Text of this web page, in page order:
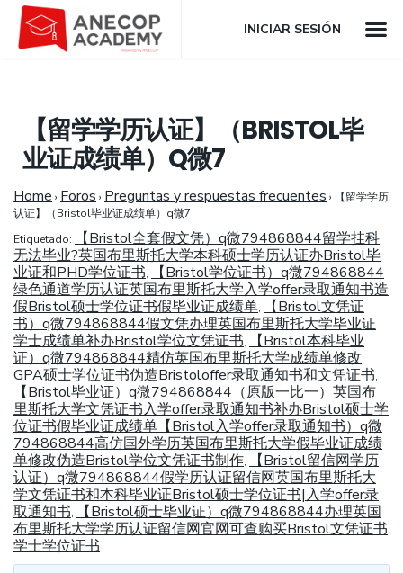
INICIAR SESIÓN
【留学学历认证】（BRISTOL毕
业证成绩单）Q微7
Home › Foros › Preguntas y respuestas frecuentes ›
【留学学历
认证】（Bristol毕业证成绩单）q微7
Etiquetado:
【Bristol全套假文凭）q微794868844留学挂科
无法毕业?英国布里斯托大学本科硕士学历认证办Bristol毕
业证和PHD学位证书,
【Bristol学位证书）q微794868844
绿色通道学历认证英国布里斯托大学入学offer录取通知书造
假Bristol硕士学位证书假毕业证成绩单,
【Bristol文凭证
书）q微794868844假文凭办理英国布里斯托大学毕业证
学士成绩单补办Bristol学位文凭证书,
【Bristol本科毕业
证）q微794868844精仿英国布里斯托大学成绩单修改
GPA硕士学位证书伪造Bristoloffer录取通知书和文凭证书,
【Bristol毕业证）q微794868844（原版一比一）英国布
里斯托大学文凭证书入学offer录取通知书补办Bristol硕士学
位证书假毕业证成绩单【Bristol入学offer录取通知书）q微
794868844高仿国外学历英国布里斯托大学假毕业证成绩
单修改伪造Bristol学位文凭证书制作,
【Bristol留信网学历
认证）q微794868844假学历认证留信网英国布里斯托大
学文凭证书和本科毕业证Bristol硕士学位证书|入学offer录
取通知书,
【Bristol硕士毕业证）q微794868844办理英国
布里斯托大学学历认证留信网官网可查购买Bristol文凭证书
学士学位证书